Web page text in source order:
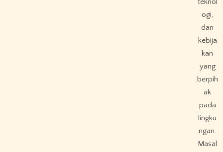
ogi,
dan
kebija
kan
yang
berpih
ak
pada
lingku
ngan.
Masal